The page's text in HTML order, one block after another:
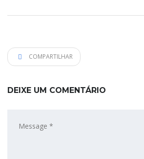
COMPARTILHAR
DEIXE UM COMENTÁRIO